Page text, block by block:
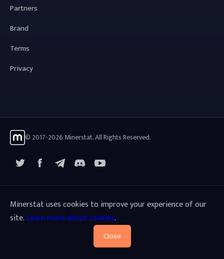
Partners
Brand
Terms
Privacy
© 2017-2026 Minerstat. All Rights Reserved.
FacebookTelegramYouTube
Minerstat uses cookies to improve your experience of our
site.Learn more about cookies.
Close